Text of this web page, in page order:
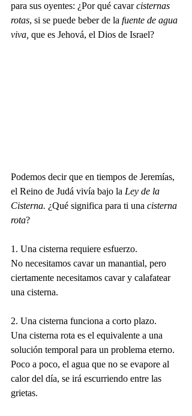
para sus oyentes: ¿Por qué cavar cisternas
rotas, si se puede beber de la fuente de agua
viva, que es Jehová, el Dios de Israel?
Podemos decir que en tiempos de Jeremías,
el Reino de Judá vivía bajo la Ley de la
Cisterna. ¿Qué significa para ti una cisterna
rota?
1. Una cisterna requiere esfuerzo.
No necesitamos cavar un manantial, pero
ciertamente necesitamos cavar y calafatear
una cisterna.
2. Una cisterna funciona a corto plazo.
Una cisterna rota es el equivalente a una
solución temporal para un problema eterno.
Poco a poco, el agua que no se evapore al
calor del día, se irá escurriendo entre las
grietas.